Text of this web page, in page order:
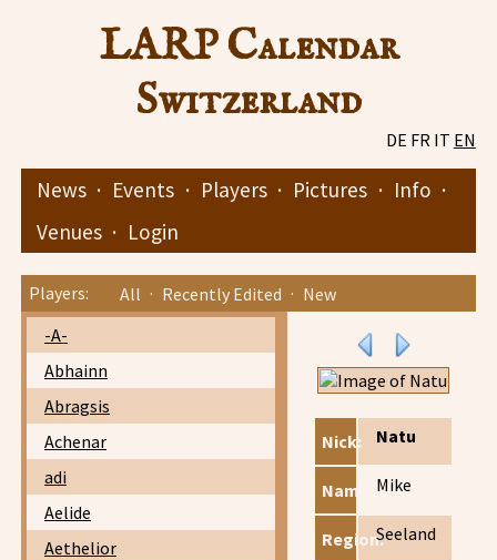
LARP Calendar
Switzerland
DE FR IT EN
News · Events · Players · Pictures · Info ·
Venues · Login
Players: All · Recently Edited · New
-A-
Abhainn
Abragsis
Achenar
adi
Aelide
Aethelior
Nick: Natu
Name: Mike
Region:Seeland